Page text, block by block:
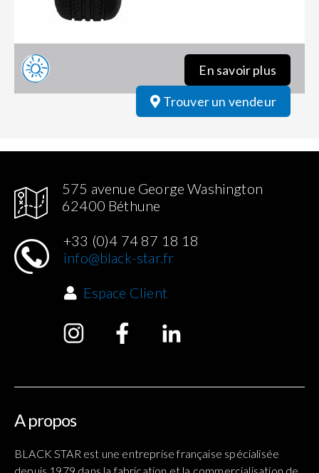
En savoir plus
Trouver un vendeur
575 avenue George Washington
62400 Béthune
+33 (0)4 74 87 18 18
info@black-star.fr
Espace Client
A propos
BLACK STAR est une entreprise française spécialisée